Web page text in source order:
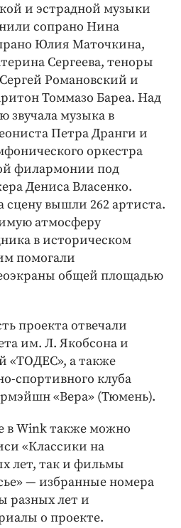
и эстрадной музыки
сопрано Нина
Юлия Маточкина,
Сергеева, теноры
Романовский и
Томмазо Бареа. Над
звучала музыка в
Петра Дранги и
оркестра
филармонии под
Дениса Власенко.
сцену вышли 262 артиста.
атмосферу
в историческом
помогали
общей площадью
проекта отвечали
им. Л. Якобсона и
«ТОДЕС», а также
спортивного клуба
«Вера» (Тюмень).
в Wink также можно
«Классики на
лет, так и фильмы
— избранные номера
разных лет и
о проекте.